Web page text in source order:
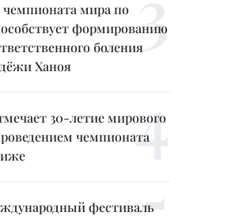
мира по
формированию
боления
Ханоя
30-летие мирового
чемпионата
фестиваль